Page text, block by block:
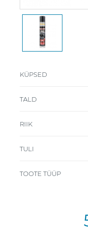
KÜPSED
TALD
RIIK
TULI
TOOTE TÜÜP